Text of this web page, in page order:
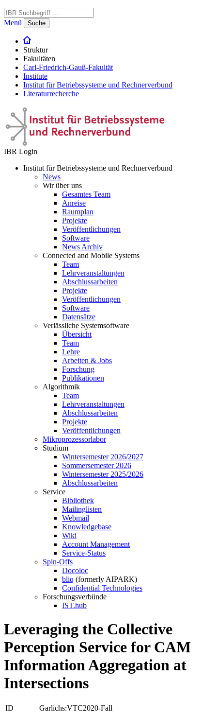
Menü Suche
Struktur
Fakultäten
Carl-Friedrich-Gauß-Fakultät
Institute
Institut für Betriebssysteme und Rechnerverbund
Literaturrecherche
IBR Login
Institut für Betriebssysteme und Rechnerverbund
News
Wir über uns
Gesamtes Team
Anreise
Raumplan
Projekte
Veröffentlichungen
Software
News Archiv
Connected and Mobile Systems
Team
Lehrveranstaltungen
Abschlussarbeiten
Projekte
Veröffentlichungen
Software
Datensätze
Verlässliche Systemsoftware
Übersicht
Team
Lehre
Arbeiten & Jobs
Forschung
Publikationen
Algorithmik
Team
Lehrveranstaltungen
Abschlussarbeiten
Projekte
Veröffentlichungen
Mikroprozessorlabor
Studium
Wintersemester 2026/2027
Sommersemester 2026
Wintersemester 2025/2026
Abschlussarbeiten
Service
Bibliothek
Mailinglisten
Webmail
Knowledgebase
Wiki
Account Management
Service-Status
Spin-Offs
Docoloc
bliq (formerly AIPARK)
Confidential Technologies
Forschungsverbünde
IST.hub
Leveraging the Collective
Perception Service for CAM
Information Aggregation at
Intersections
ID
Garlichs:VTC2020-Fall